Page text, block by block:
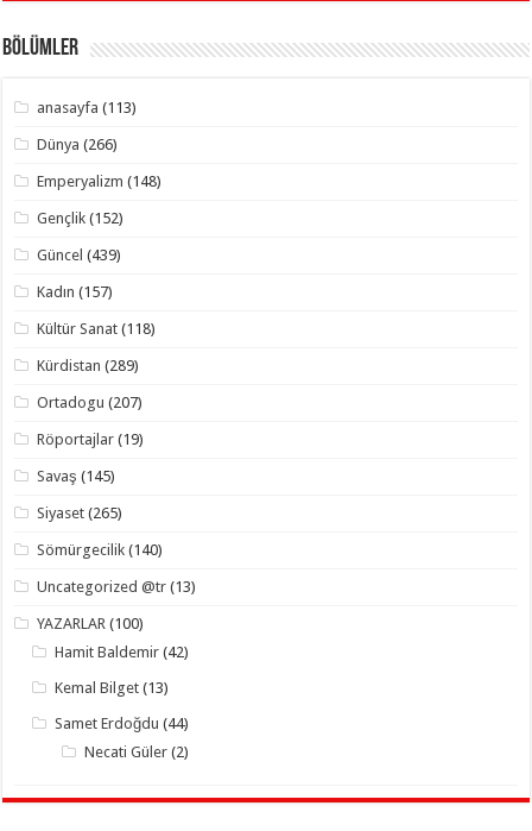
Bölümler
anasayfa (113)
Dünya (266)
Emperyalizm (148)
Gençlik (152)
Güncel (439)
Kadın (157)
Kültür Sanat (118)
Kürdistan (289)
Ortadogu (207)
Röportajlar (19)
Savaş (145)
Siyaset (265)
Sömürgecilik (140)
Uncategorized @tr (13)
YAZARLAR (100)
Hamit Baldemir (42)
Kemal Bilget (13)
Samet Erdoğdu (44)
Necati Güler (2)